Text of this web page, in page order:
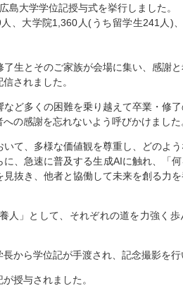
大学学位記授与式を挙行しました。
、大学院1,360人(うち留学生241人)
生とそのご家族が会場に集い、感謝
されました。
ど多くの困難を乗り越えて卒業・修
の感謝を忘れないよう呼びかけました
て、多様な価値観を尊重し、どのよ
、急速に普及する生成AIに触れ、「
抜き、他者と協働して未来を創る力
」として、それぞれの道を力強く歩
から学位記が手渡され、記念撮影を行
授与されました。